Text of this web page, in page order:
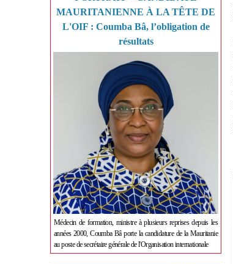
MAURITANIENNE À LA TÊTE DE
L'OIF : Coumba Bâ, l’obligation de
résultats
Médecin de formation, ministre à plusieurs reprises depuis les
années 2000, Coumba Bâ porte la candidature de la Mauritanie
au poste de secrétaire générale de l'Organisation internationale